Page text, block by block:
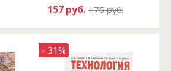
157 руб. 175 руб.
- 31%